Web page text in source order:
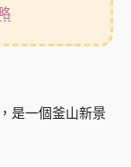
是一個釜山新景